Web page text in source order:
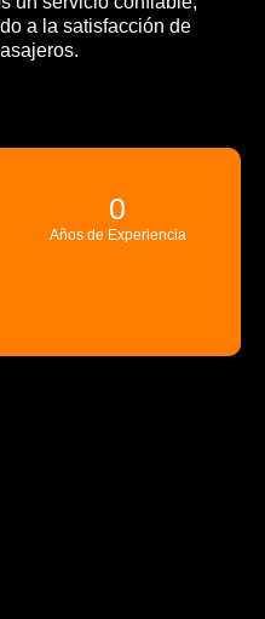
a la satisfacción de
Años de Experiencia
0